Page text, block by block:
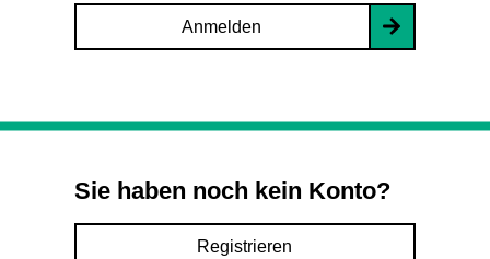
Anmelden
Sie haben noch kein Konto?
Registrieren